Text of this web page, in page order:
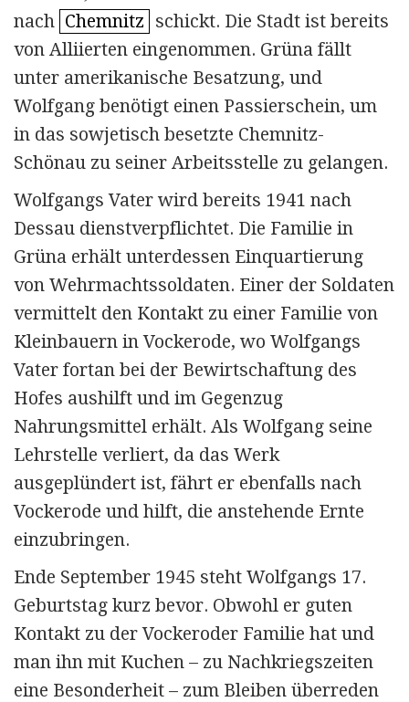
nach Chemnitz
schickt. Die Stadt ist bereits
von Alliierten eingenommen. Grüna fällt
unter amerikanische Besatzung, und
Wolfgang benötigt einen Passier­schein, um
in das sowjetisch besetzte Chemnitz-
Schönau zu seiner Arbeitsstelle zu gelangen.
Wolfgangs Vater wird bereits 1941 nach
Dessau dienstverpflichtet. Die Familie in
Grüna erhält unterdessen Einquartierung
von Wehrmachtssoldaten. Einer der Soldaten
vermittelt den Kontakt zu einer Familie von
Kleinbauern in Vockerode, wo Wolfgangs
Vater fortan bei der Bewirtschaftung des
Hofes aushilft und im Gegenzug
Nahrungsmittel erhält. Als Wolfgang seine
Lehrstelle verliert, da das Werk
ausgeplündert ist, fährt er ebenfalls nach
Vockerode und hilft, die anstehende Ernte
einzubringen.
Ende September 1945 steht Wolfgangs 17.
Geburtstag kurz bevor. Obwohl er guten
Kontakt zu der Vockeroder Familie hat und
man ihn mit Kuchen – zu Nachkriegszeiten
eine Besonderheit – zum Bleiben überreden